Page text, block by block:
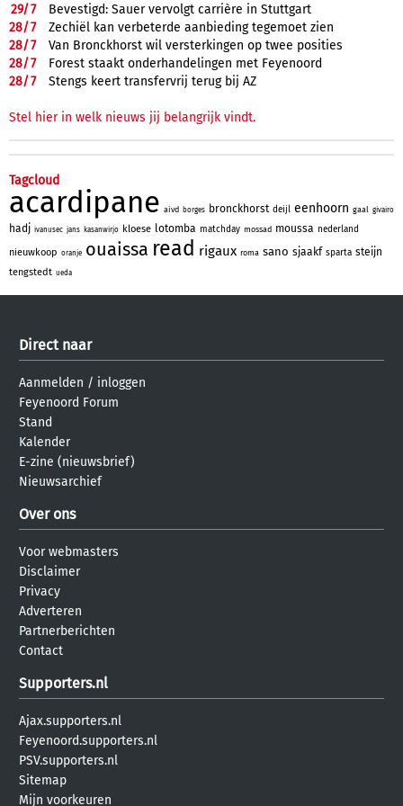
29/7
Bevestigd: Sauer vervolgt carrière in Stuttgart
28/7
Zechiël kan verbeterde aanbieding tegemoet zien
28/7
Van Bronckhorst wil versterkingen op twee posities
28/7
Forest staakt onderhandelingen met Feyenoord
28/7 Stengs keert transfervrij terug bij AZ
Stel hier in welk nieuws jij belangrijk vindt.
Tagcloud
acardipane aivd borges bronckhorst deijl eenhoorn gaal givairo
hadj ivanusec jans kasanwirjo kloese lotomba matchday mossad moussa nederland
nieuwkoop oranje ouaissa read rigaux roma sano sjaakf sparta steijn
tengstedt ueda
Direct naar
Aanmelden / inloggen
Feyenoord Forum
Stand
Kalender
E-zine (nieuwsbrief)
Nieuwsarchief
Over ons
Voor webmasters
Disclaimer
Privacy
Adverteren
Partnerberichten
Contact
Supporters.nl
Ajax.supporters.nl
Feyenoord.supporters.nl
PSV.supporters.nl
Sitemap
Mijn voorkeuren